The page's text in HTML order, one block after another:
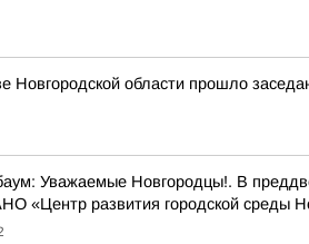
Новгородской области прошло
Уважаемые Новгородцы!. В
«Центр развития городской среды